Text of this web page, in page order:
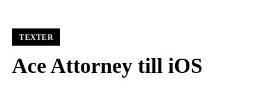
TEXTER
Ace Attorney till iOS